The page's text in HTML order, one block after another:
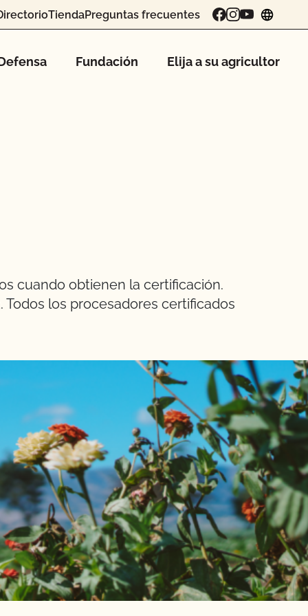
TiendaPreguntas frecuentes
Fundación Elija a su agricultor
cuando obtienen la certificación.
los procesadores certificados